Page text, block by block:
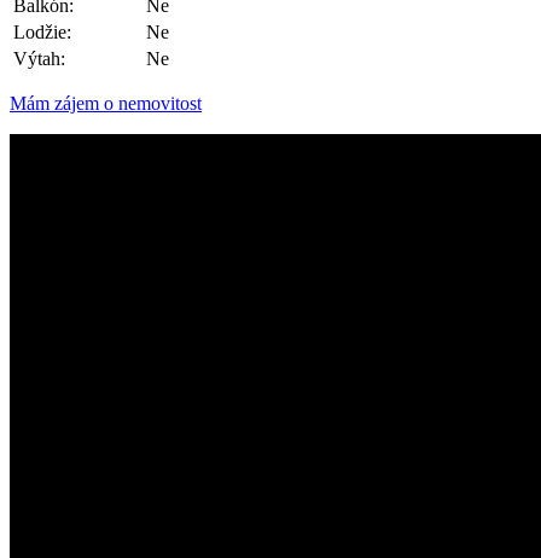
Balkón:
Ne
Lodžie:
Ne
Výtah:
Ne
Mám zájem o nemovitost